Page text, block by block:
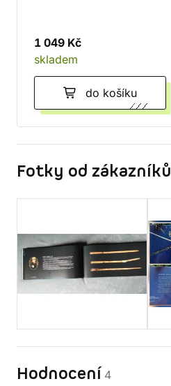
1 049 Kč
skladem
do košíku
Fotky od zákazníků
Hodnocení 4